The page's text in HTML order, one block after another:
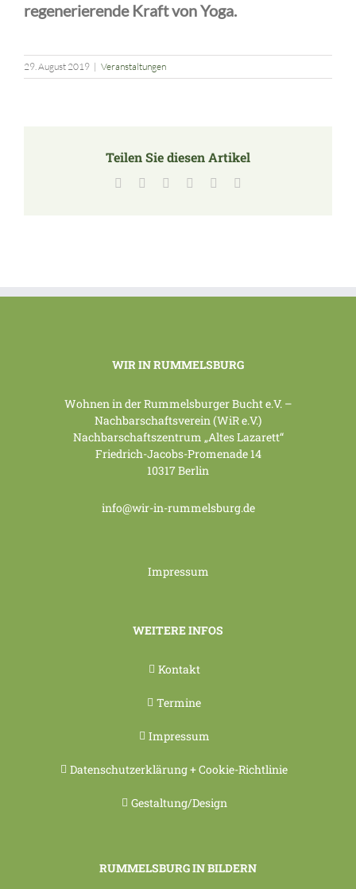
regenerierende Kraft von Yoga.
29. August 2019 | Veranstaltungen
Teilen Sie diesen Artikel
Facebook LinkedIn
TumblrPinterest
WIR IN RUMMELSBURG
Wohnen in der Rummelsburger Bucht e.V. –
Nachbarschaftsverein (WiR e.V.)
Nachbarschaftszentrum „Altes Lazarett“
Friedrich-Jacobs-Promenade 14
10317 Berlin
info@wir-in-rummelsburg.de
Impressum
WEITERE INFOS
Kontakt
Termine
Impressum
Datenschutzerklärung + Cookie-Richtlinie
Gestaltung/Design
RUMMELSBURG IN BILDERN